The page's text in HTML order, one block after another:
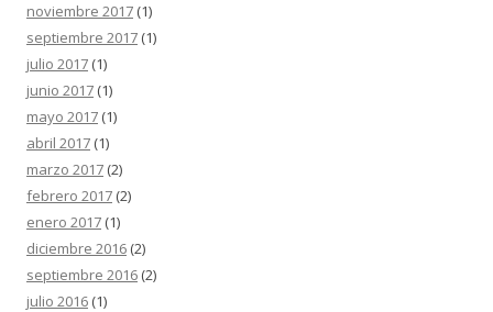
noviembre 2017 (1)
septiembre 2017 (1)
julio 2017 (1)
junio 2017 (1)
mayo 2017 (1)
abril 2017 (1)
marzo 2017 (2)
febrero 2017 (2)
enero 2017 (1)
diciembre 2016 (2)
septiembre 2016 (2)
julio 2016 (1)